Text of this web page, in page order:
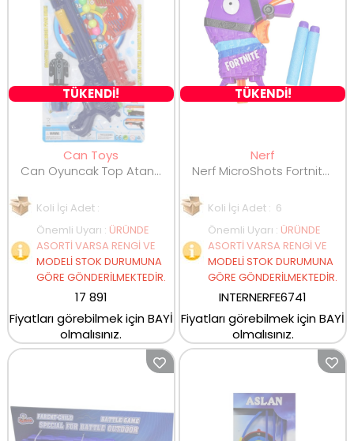
TÜKENDİ!
Can Toys
Can Oyuncak Top Atan Tabanca 891
Koli İçi Adet :
Önemli Uyarı : ÜRÜNDE
ASORTİ VARSA RENGİ VE
MODELİ STOK DURUMUNA
GÖRE GÖNDERİLMEKTEDİR.
17 891
Fiyatları görebilmek için BAYİ
olmalısınız.
TÜKENDİ!
Nerf
Nerf MicroShots Fortnite Micro RL ASS
Koli İçi Adet : 6
Önemli Uyarı : ÜRÜNDE
ASORTİ VARSA RENGİ VE
MODELİ STOK DURUMUNA
GÖRE GÖNDERİLMEKTEDİR.
INTERNERFE6741
Fiyatları görebilmek için BAYİ
olmalısınız.